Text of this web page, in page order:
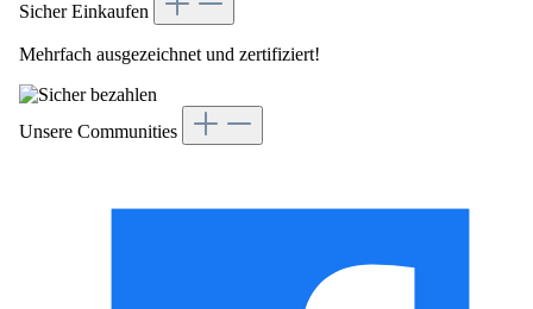
Sicher Einkaufen
Mehrfach ausgezeichnet und zertifiziert!
Unsere Communities